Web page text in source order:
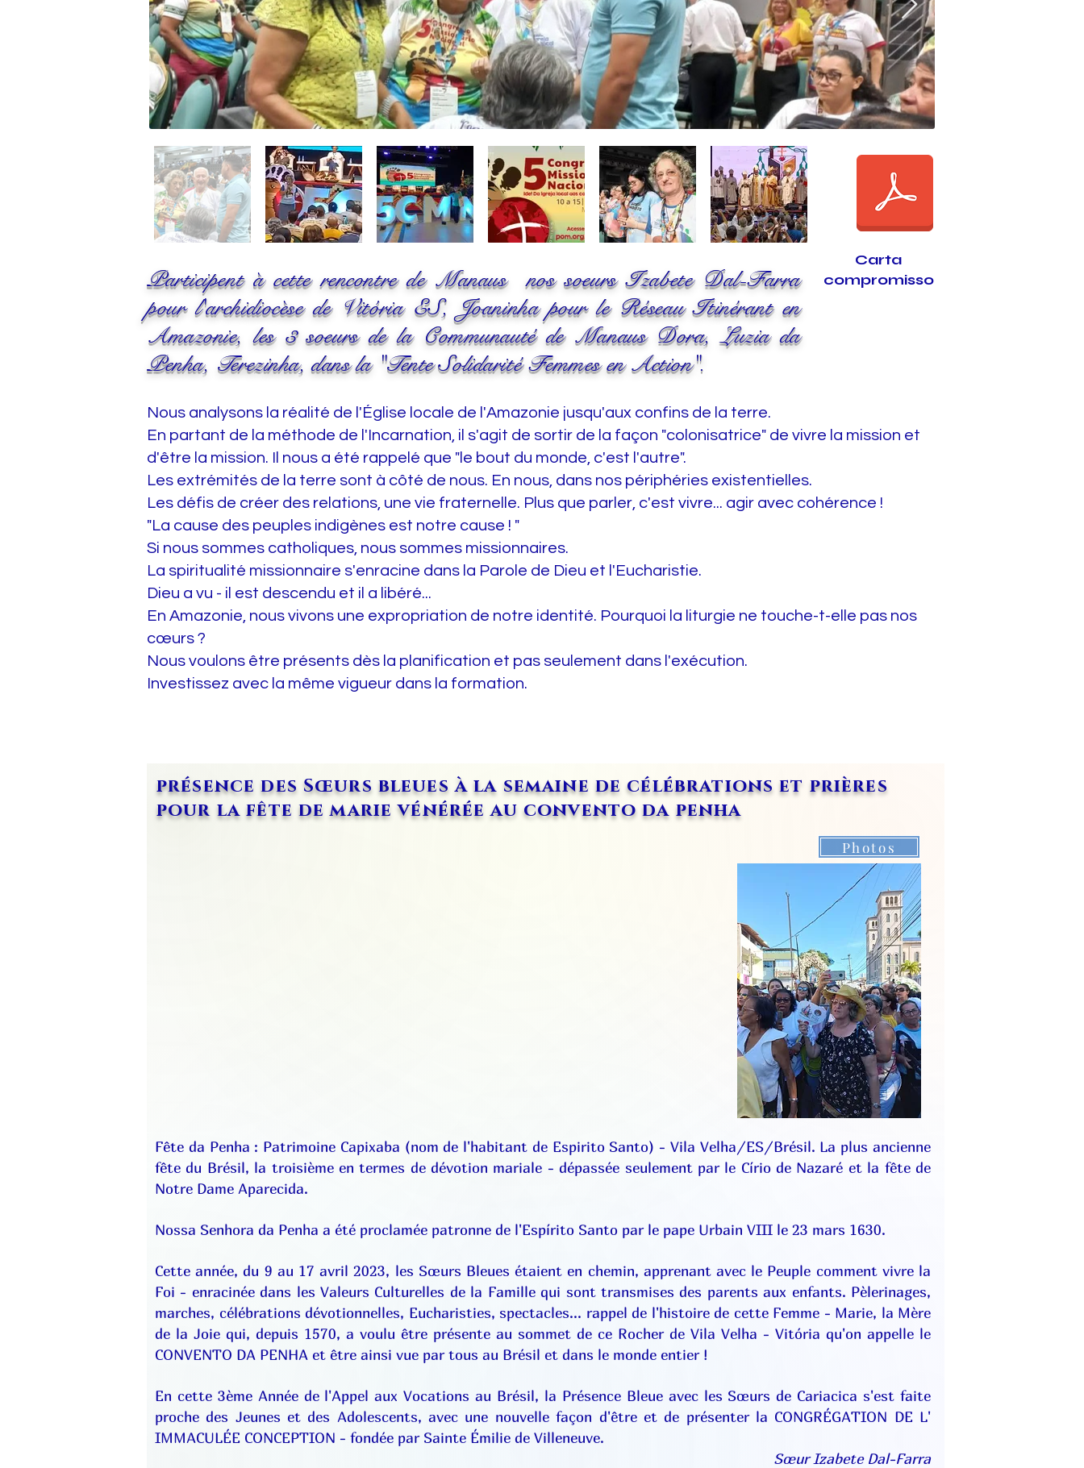
Participent à cette rencontre de Manaus nos soeurs Izabete Dal-Farra
pour l'archidiocèse de Vitória ES, Joaninha pour le Réseau Itinérant en
Amazonie, les 3 soeurs de la Communauté de Manaus Dora, Luzia da
Penha, Terezinha, dans la "Tente Solidarité Femmes en Action".
Carta
compromisso
Nous analysons la réalité de l'Église locale de l'Amazonie jusqu'aux confins de la terre.
En partant de la méthode de l'Incarnation, il s'agit de sortir de la façon "colonisatrice" de vivre la mission et
d'être la mission. Il nous a été rappelé que "le bout du monde, c'est l'autre".
Les extrémités de la terre sont à côté de nous. En nous, dans nos périphéries existentielles.
Les défis de créer des relations, une vie fraternelle. Plus que parler, c'est vivre... agir avec cohérence !
"La cause des peuples indigènes est notre cause ! "
Si nous sommes catholiques, nous sommes missionnaires.
La spiritualité missionnaire s'enracine dans la Parole de Dieu et l'Eucharistie.
Dieu a vu - il est descendu et il a libéré...
En Amazonie, nous vivons une expropriation de notre identité. Pourquoi la liturgie ne touche-t-elle pas nos
cœurs ?
Nous voulons être présents dès la planification et pas seulement dans l'exécution.
Investissez avec la même vigueur dans la formation.
présence des Sœurs bleues à la semaine de célébrations et prières
pour la fête de marie vénérée au convento da penha
Photos
Fête da Penha : Patrimoine Capixaba (nom de l'habitant de Espirito Santo) - Vila Velha/ES/Brésil. La plus ancienne
fête du Brésil, la troisième en termes de dévotion mariale - dépassée seulement par le Círio de Nazaré et la fête de
Notre Dame Aparecida.
Nossa Senhora da Penha a été proclamée patronne de l'Espírito Santo par le pape Urbain VIII le 23 mars 1630.
Cette année, du 9 au 17 avril 2023, les Sœurs Bleues étaient en chemin, apprenant avec le Peuple comment vivre la
Foi - enracinée dans les Valeurs Culturelles de la Famille qui sont transmises des parents aux enfants. Pèlerinages,
marches, célébrations dévotionnelles, Eucharisties, spectacles... rappel de l'histoire de cette Femme - Marie, la Mère
de la Joie qui, depuis 1570, a voulu être présente au sommet de ce Rocher de Vila Velha - Vitória qu'on appelle le
CONVENTO DA PENHA et être ainsi vue par tous au Brésil et dans le monde entier !
En cette 3ème Année de l'Appel aux Vocations au Brésil, la Présence Bleue avec les Sœurs de Cariacica s'est faite
proche des Jeunes et des Adolescents, avec une nouvelle façon d'être et de présenter la CONGRÉGATION DE L'
IMMACULÉE CONCEPTION - fondée par Sainte Émilie de Villeneuve.
SœurIzabete Dal-Farra